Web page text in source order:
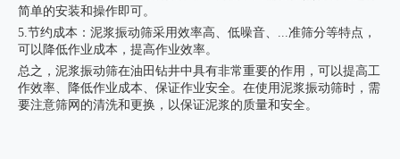
简单的安装和操作即可。
5.节约成本：泥浆振动筛采用效率高、低噪音、...准筛分等特点，
可以降低作业成本，提高作业效率。
总之，泥浆振动筛在油田钻井中具有非常重要的作用，可以提高工
作效率、降低作业成本、保证作业安全。在使用泥浆振动筛时，需
要注意筛网的清洗和更换，以保证泥浆的质量和安全。